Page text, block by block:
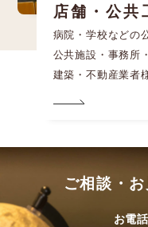
店舗・公共
病院・学校などの
公共施設・事務所
建築・不動産業者
ご相談・
お電